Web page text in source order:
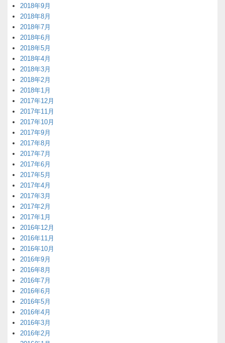
2018年9月
2018年8月
2018年7月
2018年6月
2018年5月
2018年4月
2018年3月
2018年2月
2018年1月
2017年12月
2017年11月
2017年10月
2017年9月
2017年8月
2017年7月
2017年6月
2017年5月
2017年4月
2017年3月
2017年2月
2017年1月
2016年12月
2016年11月
2016年10月
2016年9月
2016年8月
2016年7月
2016年6月
2016年5月
2016年4月
2016年3月
2016年2月